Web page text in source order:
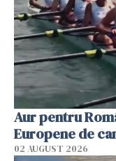
Aur pentru
Europene de
02 AUGUST 2026